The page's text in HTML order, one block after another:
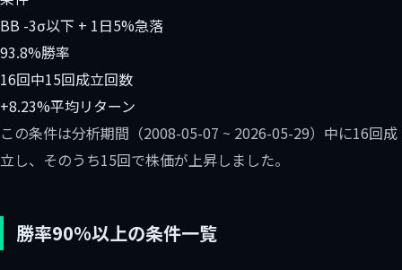
BB -3σ以下 + 1日5%急落
93.8%勝率
16回中15回成立回数
+8.23%平均リターン
この条件は分析期間（2008-05-07 ~ 2026-05-29）中に16回成
立し、そのうち15回で株価が上昇しました。
勝率90%以上の条件一覧